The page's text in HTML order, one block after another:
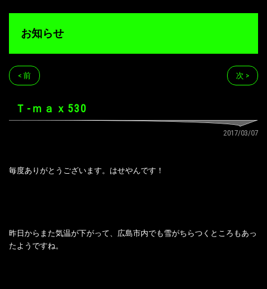
お知らせ
< 前 次 >
Ｔ-ｍａｘ530
2017/03/07
毎度ありがとうございます。はせやんです！
昨日からまた気温が下がって、広島市内でも雪がちらつくところもあっ
たようですね。